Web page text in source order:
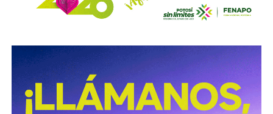
Para estas conductas se contempla una sanción de seis
meses a tres años de prisión, además de una sanción
Medida y Actualización (UMA).
La iniciativa fue turnada a la Comisión Primera de Justicia
para su análisis y dictamen correspondiente.